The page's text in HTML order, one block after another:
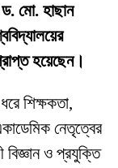
ড. মো. হাছান
হয়েছেন।
শিক্ষকতা,
নেতৃত্বের
বিজ্ঞান ও প্রযুক্তি